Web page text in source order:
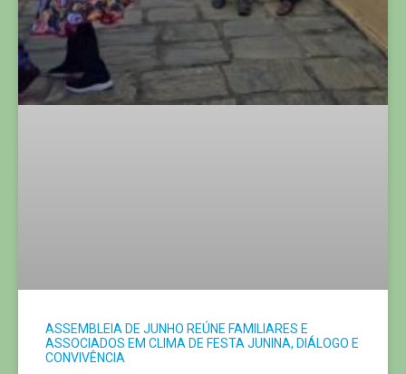
ASSEMBLEIA DE JUNHO REÚNE FAMILIARES E
ASSOCIADOS EM CLIMA DE FESTA JUNINA, DIÁLOGO E
CONVIVÊNCIA